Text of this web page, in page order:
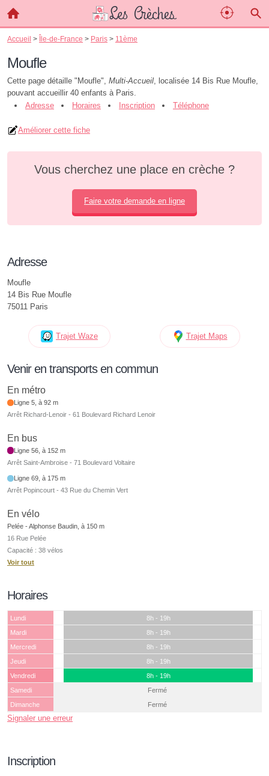
Accueil > Île-de-France > Paris > 11ème
Moufle
Cette page détaille "Moufle", Multi-Accueil, localisée 14 Bis Rue Moufle,
pouvant accueillir 40 enfants à Paris.
Adresse
Horaires Inscription Téléphone
Améliorer cette fiche
Vous cherchez une place en crèche ?
Faire votre demande en ligne
Adresse
Moufle
14 Bis Rue Moufle
75011 Paris
Trajet Waze Trajet Maps
Venir en transports en commun
En métro
Ligne 5, à 92 m
Arrêt Richard-Lenoir - 61 Boulevard Richard Lenoir
En bus
Ligne 56, à 152 m
Arrêt Saint-Ambroise - 71 Boulevard Voltaire
Ligne 69, à 175 m
Arrêt Popincourt - 43 Rue du Chemin Vert
En vélo
Pelée - Alphonse Baudin, à 150 m
16 Rue Pelée
Capacité : 38 vélos
Voir tout
Horaires
Lundi
8h - 19h
Mardi
8h - 19h
Mercredi
8h - 19h
Jeudi
8h - 19h
Vendredi
8h - 19h
Samedi
Fermé
Dimanche
Fermé
Signaler une erreur
Inscription